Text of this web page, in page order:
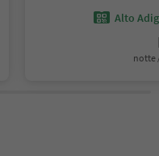
Alto
notte